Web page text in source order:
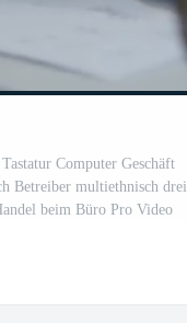
Computer Geschäft
Betreiber multiethnisch drei
beim Büro Pro Video